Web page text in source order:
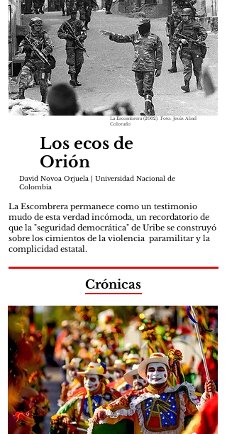
La Escombrera (2002). Foto: Jesús Abad
Colorado
Los ecos de
Orión
David Novoa Orjuela | Universidad Nacional de
Colombia
La Escombrera permanece como un testimonio
mudo de esta verdad incómoda, un recordatorio de
que la "seguridad democrática" de Uribe se construyó
sobre los cimientos de la violencia paramilitar y la
complicidad estatal.
Crónicas